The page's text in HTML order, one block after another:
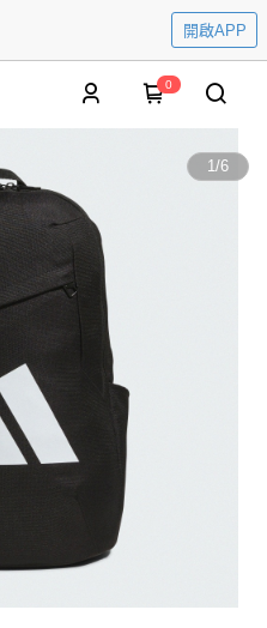
開啟APP
0
1/6